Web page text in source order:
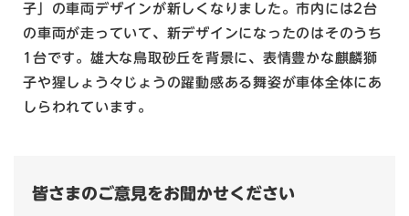
子」の車両デザインが新しくなりました。市内には2台
の車両が走っていて、新デザインになったのはそのうち
1台です。雄大な鳥取砂丘を背景に、表情豊かな麒麟獅
子や猩しょう々じょうの躍動感ある舞姿が車体全体にあ
しらわれています。
皆さまのご意見をお聞かせください